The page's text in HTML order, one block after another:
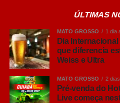
consumo. Embora nomes
e Ultra façam parte do
ainda há dúvidas sobre o que
um deles. Fermentação,
amargor e até origem dos
que cada cerveja oferece uma
“Hoje o brasileiro quer
ÚLTIMAS
MATO GROSSO 1 dia
Dia
que diferencia
Weiss e Ultra
MATO GROSSO 2
Pré-venda do
Live começa